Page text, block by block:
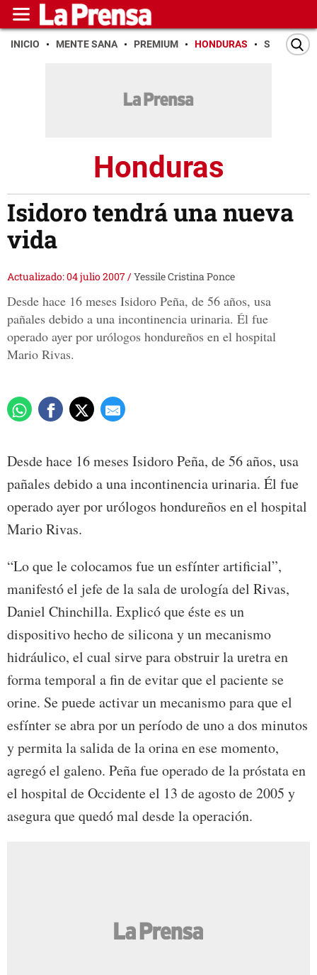
INICIO MENTE SANA PREMIUM HONDURAS SAN PEDRO
Honduras
Isidoro tendrá una nueva
vida
Actualizado: 04 julio 2007/Yessile Cristina Ponce
Desde hace 16 meses Isidoro Peña, de 56 años, usa
pañales debido a una incontinencia urinaria. Él fue
operado ayer por urólogos hondureños en el hospital
Mario Rivas.
Desde hace 16 meses Isidoro Peña, de 56 años, usa
pañales debido a una incontinencia urinaria. Él fue
operado ayer por urólogos hondureños en el hospital
Mario Rivas.
“Lo que le colocamos fue un esfínter artificial”,
manifestó el jefe de la sala de urología del Rivas,
Daniel Chinchilla. Explicó que éste es un
dispositivo hecho de silicona y un mecanismo
hidráulico, el cual sirve para obstruir la uretra en
forma temporal a fin de evitar que el paciente se
orine. Se puede activar un mecanismo para que el
esfínter se abra por un período de uno a dos minutos
y permita la salida de la orina en ese momento,
agregó el galeno. Peña fue operado de la próstata en
el hospital de Occidente el 13 de agosto de 2005 y
asegura que quedó mal desde la operación.